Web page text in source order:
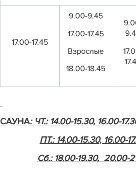
17.00-17.45
9.00-9.45
17.00-17.45
Взрослые
18.00-18.45
САУНА: ЧТ.: 14.00-15.30, 16.00-
ПТ.: 14.00-15.30, 16.00-
Сб.: 18.00-19.30, 20.00-